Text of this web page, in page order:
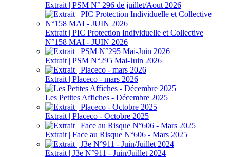
Extrait | PSM N° 296 de juillet/Aout 2026
Extrait | PIC Protection Individuelle et Collective
N°158 MAI - JUIN 2026
Extrait | PSM N°295 Mai-Juin 2026
Extrait | Placeco - mars 2026
Les Petites Affiches - Décembre 2025
Extrait | Placeco - Octobre 2025
Extrait | Face au Risque N°606 - Mars 2025
Extrait | J3e N°911 - Juin/Juillet 2024